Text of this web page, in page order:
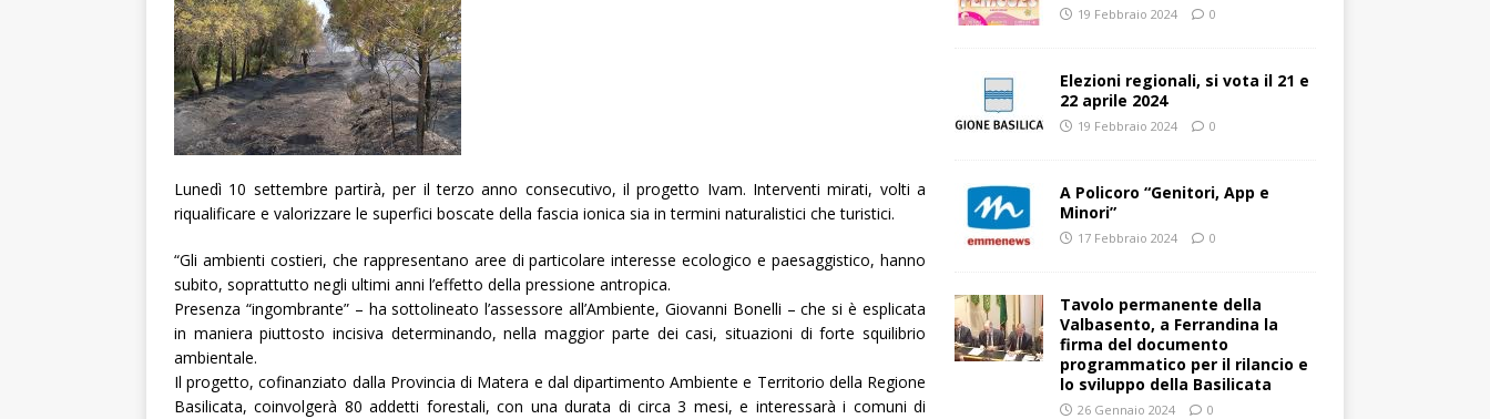
Lunedì 10 settembre partirà, per il terzo anno consecutivo, il progetto Ivam. Interventi mirati, volti a
riqualificare e valorizzare le superfici boscate della fascia ionica sia in termini naturalistici che turistici.
“Gli ambienti costieri, che rappresentano aree di particolare interesse ecologico e paesaggistico, hanno
subito, soprattutto negli ultimi anni l’effetto della pressione antropica.
Presenza “ingombrante” – ha sottolineato l’assessore all’Ambiente, Giovanni Bonelli – che si è esplicata
in maniera piuttosto incisiva determinando, nella maggior parte dei casi, situazioni di forte squilibrio
ambientale.
Il progetto, cofinanziato dalla Provincia di Matera e dal dipartimento Ambiente e Territorio della Regione
Basilicata, coinvolgerà 80 addetti forestali, con una durata di circa 3 mesi, e interessarà i comuni di
19 Febbraio 2024 0
Elezioni regionali, si vota il 21 e
22 aprile 2024
19 Febbraio 2024 0
A Policoro “Genitori, App e
Minori”
17 Febbraio 2024 0
Tavolo permanente della
Valbasento, a Ferrandina la
firma del documento
programmatico per il rilancio e
lo sviluppo della Basilicata
26 Gennaio 2024 0